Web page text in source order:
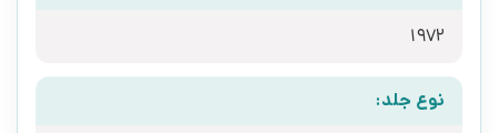
1972
نوع جلد: